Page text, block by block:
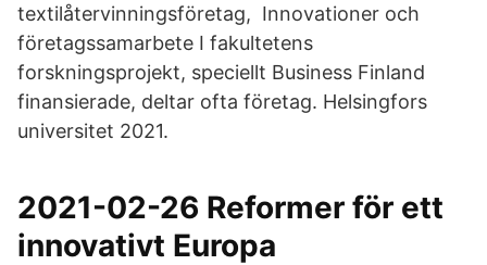
textilåtervinningsföretag, Innovationer och
företagssamarbete I fakultetens
forskningsprojekt, speciellt Business Finland
finansierade, deltar ofta företag. Helsingfors
universitet 2021.
2021-02-26 Reformer för ett
innovativt Europa